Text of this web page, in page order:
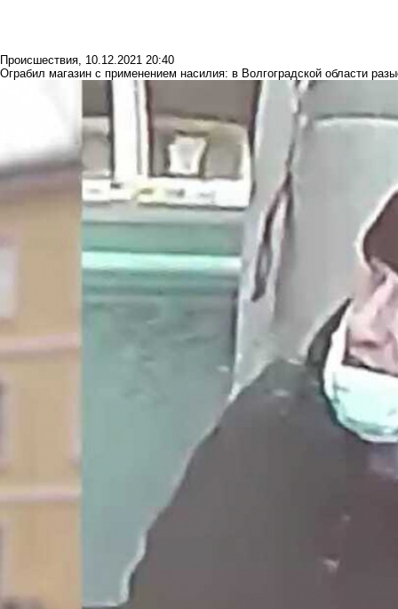
Происшествия, 10.12.2021 20:40
Ограбил магазин с применением насилия: в Волгоградской области